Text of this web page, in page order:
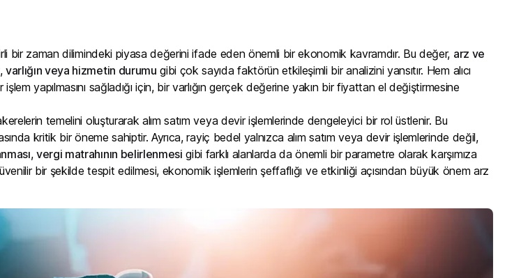
bir zaman dilimindeki piyasa değerini ifade eden önemli bir ekonomik kavramdır. Bu değer, arz ve
, varlığın veya hizmetin durumu gibi çok sayıda faktörün etkileşimli bir analizini yansıtır. Hem alıcı
işlem yapılmasını sağladığı için, bir varlığın gerçek değerine yakın bir fiyattan el değiştirmesine
temelini oluşturarak alım satım veya devir işlemlerinde dengeleyici bir rol üstlenir. Bu
kritik bir öneme sahiptir. Ayrıca, rayiç bedel yalnızca alım satım veya devir işlemlerinde değil,
, vergi matrahının belirlenmesi gibi farklı alanlarda da önemli bir parametre olarak karşımıza
bir şekilde tespit edilmesi, ekonomik işlemlerin şeffaflığı ve etkinliği açısından büyük önem arz